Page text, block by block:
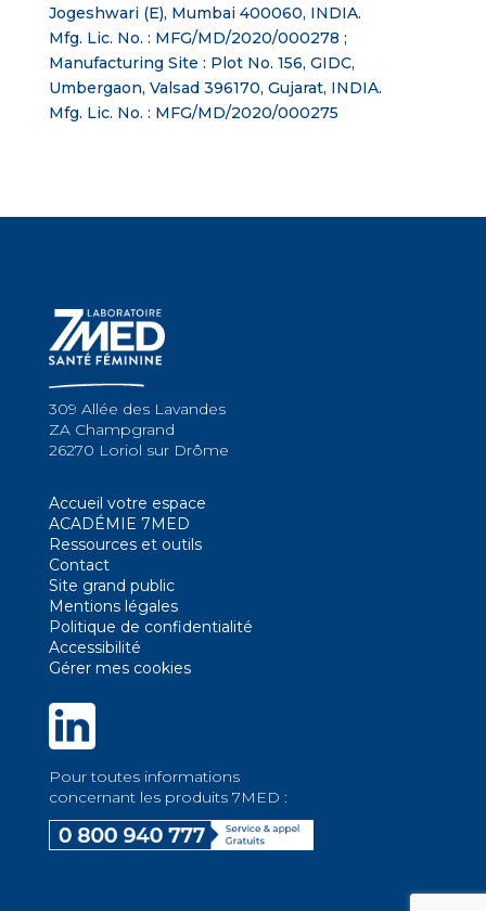
Jogeshwari (E), Mumbai 400060, INDIA.
Mfg. Lic. No. : MFG/MD/2020/000278 ;
Manufacturing Site : Plot No. 156, GIDC,
Umbergaon, Valsad 396170, Gujarat, INDIA.
Mfg. Lic. No. : MFG/MD/2020/000275
309 Allée des Lavandes
ZA Champgrand
26270 Loriol sur Drôme
Accueil votre espace
ACADÉMIE 7MED
Ressources et outils
Contact
Site grand public
Mentions légales
Politique de confidentialité
Accessibilité
Gérer mes cookies
Pour toutes informations
concernant les produits 7MED :